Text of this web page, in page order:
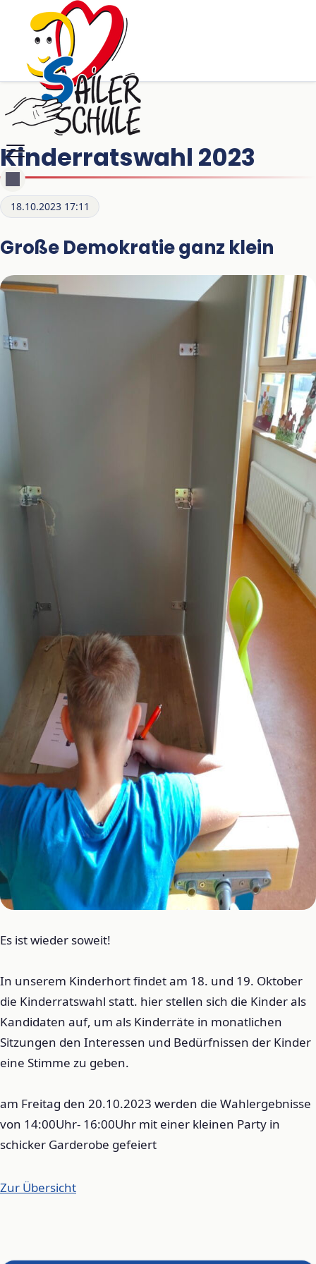
Kinderratswahl 2023
18.10.2023 17:11
Große Demokratie ganz klein
Es ist wieder soweit!
In unserem Kinderhort findet am 18. und 19. Oktober
die Kinderratswahl statt. hier stellen sich die Kinder als
Kandidaten auf, um als Kinderräte in monatlichen
Sitzungen den Interessen und Bedürfnissen der Kinder
eine Stimme zu geben.
am Freitag den 20.10.2023 werden die Wahlergebnisse
von 14:00Uhr- 16:00Uhr mit einer kleinen Party in
schicker Garderobe gefeiert
Zur Übersicht